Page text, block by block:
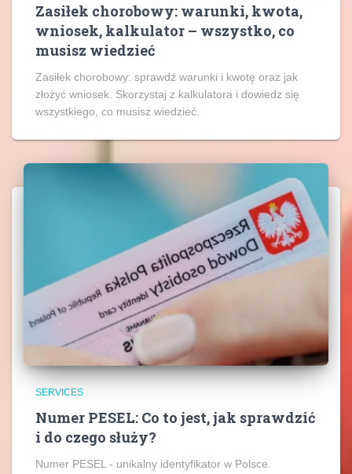
Zasiłek chorobowy: warunki, kwota,
wniosek, kalkulator – wszystko, co
musisz wiedzieć
Zasiłek chorobowy: sprawdź warunki i kwotę oraz jak
złożyć wniosek. Skorzystaj z kalkulatora i dowiedz się
wszystkiego, co musisz wiedzieć.
SERVICES
Numer PESEL: Co to jest, jak sprawdzić
i do czego służy?
Numer PESEL - unikalny identyfikator w Polsce.